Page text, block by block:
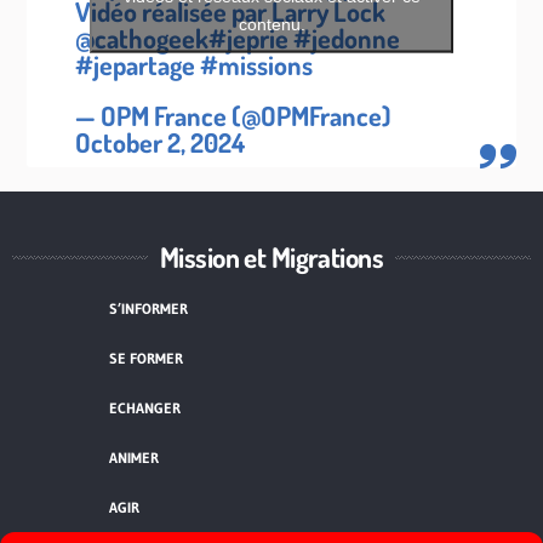
Vidéo réalisée par Larry Lock
@cathogeek#jeprie#jedonne
#jepartage#missions
— OPM France (@OPMFrance)
October 2, 2024
contenu.
Mission et Migrations
S’INFORMER
SE FORMER
ECHANGER
ANIMER
AGIR